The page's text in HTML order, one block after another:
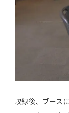
収録後、ブース